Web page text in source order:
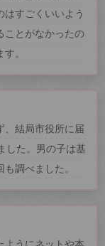
すごくいいよう
ことがなかったの
。
、結局市役所に届
した。男の子は基
調べました。
ようにネットや本